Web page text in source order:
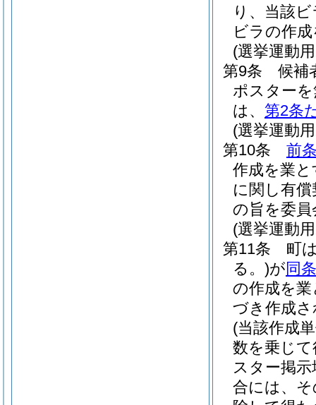
り、当該
ビラの作
(選挙運動
第9条
候補
ポスター
は、 第2条
(選挙運動
第10条
前
作成を業
に関し有
の旨を委
(選挙運動
第11条
町
る。)が同条
の作成を
づき作成
(当該作成
数を乗じ
スター掲
合には、